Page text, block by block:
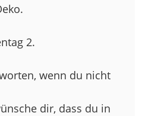
2.
wenn du nicht
dir, dass du in